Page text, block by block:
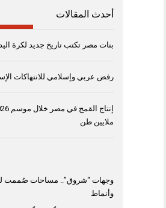
أحدث المقالات
بنات مصر تكتب تاريخ جديد لكرة
رفض عربي وإسلامي للانتهاكات
ملايين طن
وجهات “شروق”.. مساحات صُممت
وأنماط